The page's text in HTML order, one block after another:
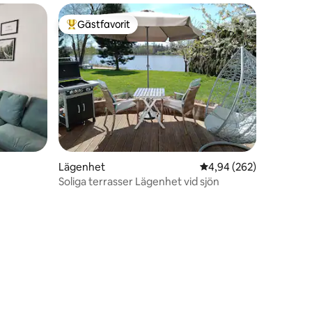
Populär gästfavorit
Gästfavorit
Lägenhet 4,94 av 5 i
4,94 (262)
Soliga terrasser Lägenhet vid sjön